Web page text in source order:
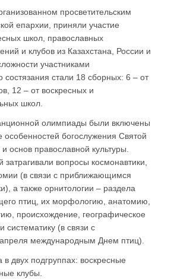
просветительским
епархии, приняли участие
школ, православных
и клубов из Казахстана, России и
участниками
состязания стали 18 сборных: 6 – от
12 – от воскресных и
школ.
олимпиады были включены
особенностей богослужения Святой
основ православной культуры.
затрагивали вопросы космонавтики,
(в связи с приближающимся
а также орнитологии – раздела
птиц, их морфологию, анатомию,
происхождение, географическое
систематику (в связи с
международным Днем птиц).
двух подгруппах: воскресные
клубы.